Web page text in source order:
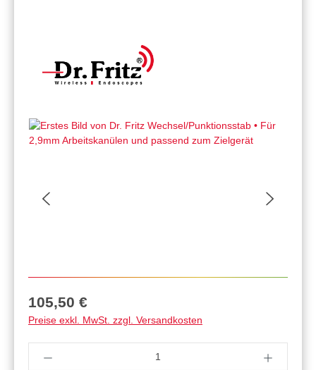
Regulärer Preis:
105,50 €
Preise exkl. MwSt. zzgl. Versandkosten
Produkt Anzahl: Gib den gewünschten Wert